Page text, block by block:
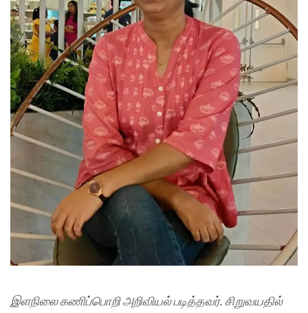
இளநிலை கணிப்பொறி அறிவியல் படித்தவர். சிறுவயதில்